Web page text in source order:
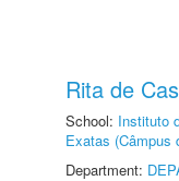
Rita de
School: Instituto
Exatas (Câmpus
Department: